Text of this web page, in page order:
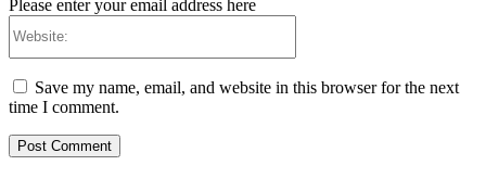
Please enter your email address here
Save my name, email, and website in this browser for the next
time I comment.